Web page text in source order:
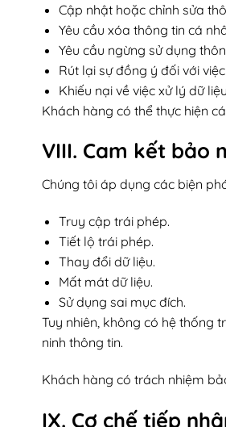
Cập nhật hoặc chỉnh sửa
Yêu cầu xóa thông tin cá
Yêu cầu ngừng sử dụng
Rút lại sự đồng ý đối với
Khiếu nại về việc xử lý dữ
Khách hàng có thể thực hiện
VIII. Cam kết bảo
Chúng tôi áp dụng các biện
Truy cập trái phép.
Tiết lộ trái phép.
Thay đổi dữ liệu.
Mất mát dữ liệu.
Sử dụng sai mục đích.
Tuy nhiên, không có hệ thống
ninh thông tin.
Khách hàng có trách nhiệm
IX. Cơ chế tiếp